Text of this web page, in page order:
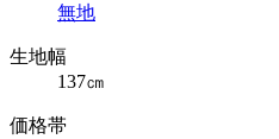
無地
生地幅
137㎝
価格帯